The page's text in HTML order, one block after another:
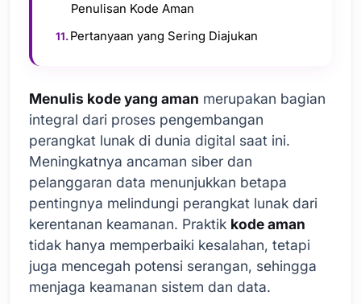
Penulisan Kode Aman
Pertanyaan yang Sering Diajukan
Menulis kode yang aman merupakan bagian
integral dari proses pengembangan
perangkat lunak di dunia digital saat ini.
Meningkatnya ancaman siber dan
pelanggaran data menunjukkan betapa
pentingnya melindungi perangkat lunak dari
kerentanan keamanan. Praktik kode aman
tidak hanya memperbaiki kesalahan, tetapi
juga mencegah potensi serangan, sehingga
menjaga keamanan sistem dan data.